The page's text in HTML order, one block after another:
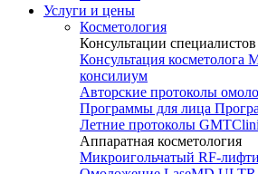
Услуги и цены
Косметология
Консультации специалистов
Консультация косметолога
консилиум
Авторские протоколы
Программы для лица
Летние протоколы
Аппаратная косметология
Микроигольчатый RF-